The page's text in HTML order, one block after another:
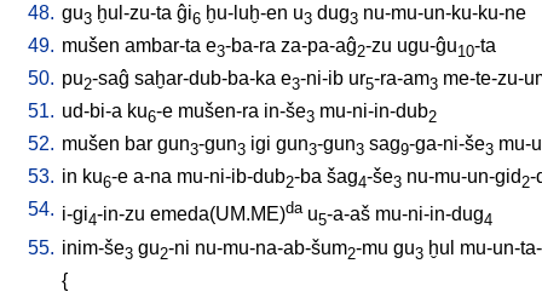
48. gu3 ḫul-zu-ta ĝi6 ḫu-luḫ-en u3 dug3 nu-mu-un-ku-ku-ne
49. mušen ambar-ta e3-ba-ra za-pa-aĝ2-zu ugu-ĝu10-ta
50. pu2-saĝ saḫar-dub-ba-ka e3-ni-ib ur5-ra-am3 me-te-zu-
51. ud-bi-a ku6-e mušen-ra in-še3 mu-ni-in-dub2
52. mušen bar gun3-gun3 igi gun3-gun3 sag9-ga-ni-še3 mu-
53. in ku6-e a-na mu-ni-ib-dub2-ba šag4-še3 nu-mu-un-gid 2-
54. i-gi4-in-zu emeda(UM.ME)da u5-a-aš mu-ni-in-dug4
55. inim-še3 gu2-ni nu-mu-na-ab-šum2-mu gu3 ḫul mu-un-
{